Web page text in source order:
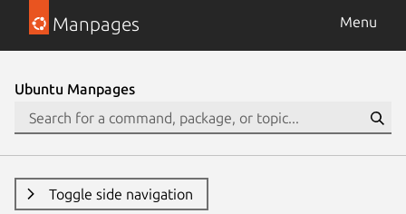
Manpages Menu
Ubuntu Manpages
Toggle side navigation